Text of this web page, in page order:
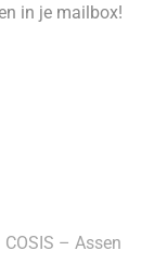
in je mailbox!
– Assen